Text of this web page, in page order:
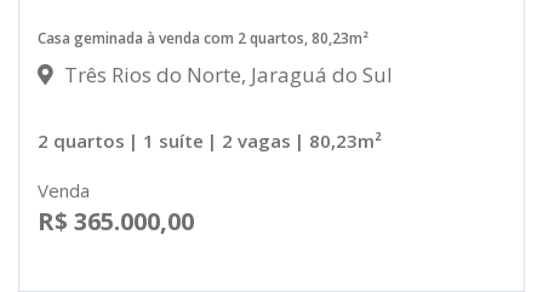
Casa geminada à venda com 2 quartos, 80,23m²
Três Rios do Norte, Jaraguá do Sul
2 quartos | 1 suíte | 2 vagas | 80,23m²
Venda
R$ 365.000,00